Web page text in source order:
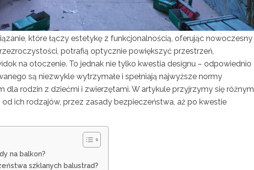
które łączy estetykę z funkcjonalnością, oferując nowoczesny
potrafią optycznie powiększyć przestrzeń,
na otoczenie. To jednak nie tylko kwestia designu – odpowiednio
są niezwykle wytrzymałe i spełniają najwyższe normy
dla rodzin z dziećmi i zwierzętami. W artykule przyjrzymy się różnym
ich rodzajów, przez zasady bezpieczeństwa, aż po kwestie
na balkon?
szklanych balustrad?